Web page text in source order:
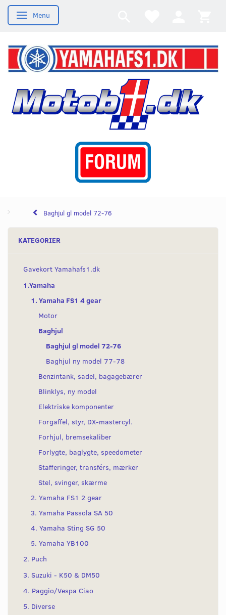
Skifte navigation
Menu
Baghjul gl model 72-76
KATEGORIER
Gavekort Yamahafs1.dk
1.Yamaha
1. Yamaha FS1 4 gear
Motor
Baghjul
Baghjul gl model 72-76
Baghjul ny model 77-78
Benzintank, sadel, bagagebærer
Blinklys, ny model
Elektriske komponenter
Forgaffel, styr, DX-mastercyl.
Forhjul, bremsekaliber
Forlygte, baglygte, speedometer
Stafferinger, transférs, mærker
Stel, svinger, skærme
2. Yamaha FS1 2 gear
3. Yamaha Passola SA 50
4. Yamaha Sting SG 50
5. Yamaha YB100
2. Puch
3. Suzuki - K50 & DM50
4. Paggio/Vespa Ciao
5. Diverse